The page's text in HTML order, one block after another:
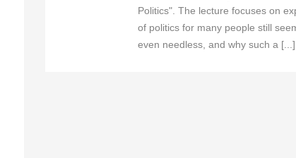
Politics". The lecture focuses on
of politics for many people still
even needless, and why such a [...]